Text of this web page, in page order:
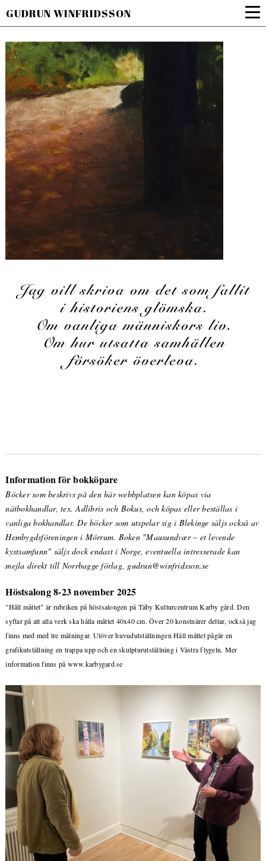
GUDRUN WINFRIDSSON
Information för bokköpare
Böcker som beskrivs på den här webbplatsen kan köpas via
nätbokhandlar, tex. Adlibris och Bokus, och köpas eller beställas i
vanliga bokhandlar. De böcker som utspelar sig i Blekinge säljs också av
Hembygdsföreningen i Mörrum. Boken "Mausundvær – et levende
kystsamfunn" säljs dock endast i Norge, eventuella intresserade kan
mejla direkt till Norrbagge förlag, gudrun@winfridsson.se
Höstsalong 8-23 november 2025
"Håll måttet" är rubriken på höstsalongen på Täby Kulturcentrum Karby gård. Den
syftar på att alla verk ska hålla måttet 40x40 cm. Över 20 konstnärer deltar, också jag
finns med med tre målningar. Utöver huvudutställningen Håll måttet pågår en
grafikutställning en trappa upp och en skulpturutställning i Västra flygeln. Mer
information finns på www.karbygard.se